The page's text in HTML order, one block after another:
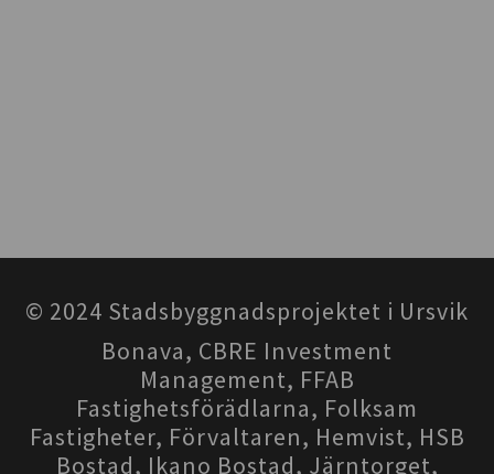
© 2024 Stadsbyggnadsprojektet i Ursvik
Bonava, CBRE Investment
Management, FFAB
Fastighetsförädlarna, Folksam
Fastigheter, Förvaltaren, Hemvist, HSB
Bostad, Ikano Bostad, Järntorget,